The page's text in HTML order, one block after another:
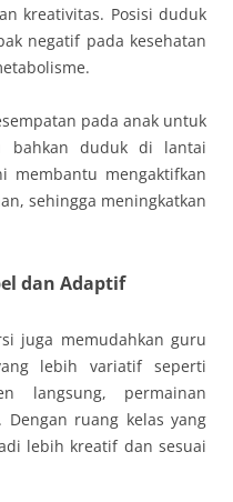
kreativitas. Posisi duduk
negatif pada kesehatan
pada anak untuk
bahkan duduk di lantai
membantu mengaktifkan
sehingga meningkatkan
dan Adaptif
juga memudahkan guru
lebih variatif seperti
langsung, permainan
ruang kelas yang
lebih kreatif dan sesuai